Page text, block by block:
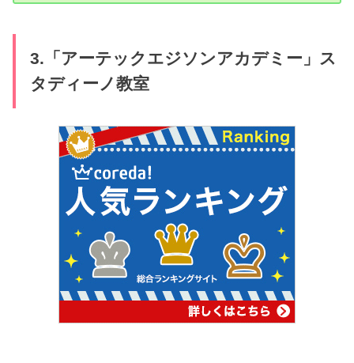
3.「アーテックエジソンアカデミー」ス
タディーノ教室